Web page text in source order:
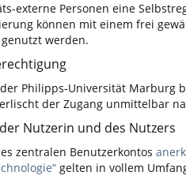
externe Personen eine
können mit einem frei
werden.
Philipps-Universität Marburg
der Zugang unmittelbar
Nutzerin und des Nutzers
zentralen Benutzerkontos
gelten in vollem